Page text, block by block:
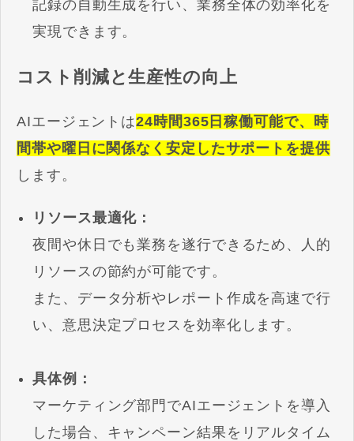
記録の自動生成を行い、業務全体の効率化を
実現できます。
コスト削減と生産性の向上
AIエージェントは24時間365日稼働可能で、時
間帯や曜日に関係なく安定したサポートを提供
します。
リソース最適化：
夜間や休日でも業務を遂行できるため、人的
リソースの節約が可能です。
また、データ分析やレポート作成を高速で行
い、意思決定プロセスを効率化します。
具体例：
マーケティング部門でAIエージェントを導入
した場合、キャンペーン結果をリアルタイム